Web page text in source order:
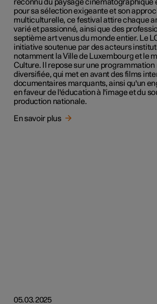
reconnu du paysage cinématographique
pour sa sélection exigeante et son
multiculturelle, ce festival attire chaque
varié et passionné, ainsi que des
septième art venus du monde entier. Le
initiative soutenue par des acteurs
notamment la Ville de Luxembourg et le
Culture. Il repose sur une programmation
diversifiée, qui met en avant des films
documentaires marquants, ainsi qu'un
en faveur de l'éducation à l'image et du
production nationale.
En savoir plus
05.03.2025